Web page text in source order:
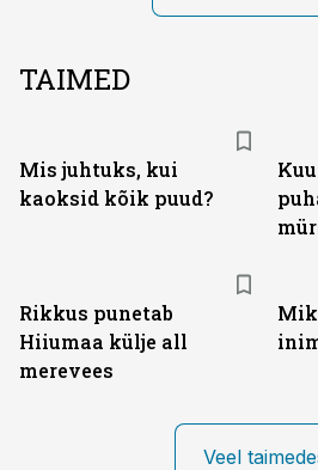
TAIMED
Mis juhtuks, kui
kaoksid kõik puud?
Rikkus punetab
Hiiumaa külje all
merevees
Veel